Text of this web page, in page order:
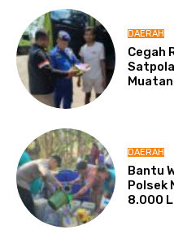
DAERAH
Cegah
DAERAH
Bantu
Polsek
8.000